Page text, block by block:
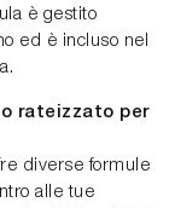
è gestito
ed è incluso nel
rateizzato per
diverse formule
alle tue